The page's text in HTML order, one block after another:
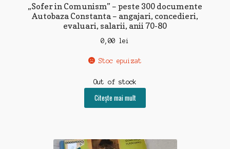
„Sofer in Comunism” – peste 300 documente
Autobaza Constanta – angajari, concedieri,
evaluari, salarii, anii 70-80
0,00 lei
Stoc epuizat
Out of stock
Citește mai mult